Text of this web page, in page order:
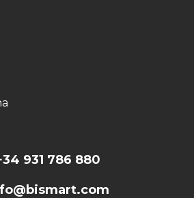
931 786 880